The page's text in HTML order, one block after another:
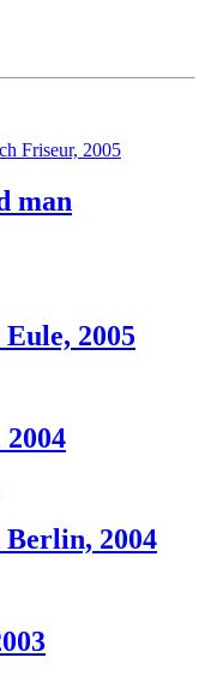
man
Eule, 2005
Berlin, 2004